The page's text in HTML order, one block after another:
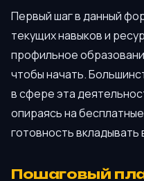
Первый шаг в данный
текущих навыков и
профильное
чтобы начать.
в сфере эта
опираясь на
готовность вкладывать
Пошаговый